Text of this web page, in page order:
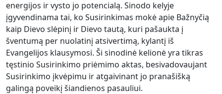
energijos ir vysto jo potencialą. Sinodo kelyje
įgyvendinama tai, ko Susirinkimas mokė apie Bažnyčią
kaip Dievo slėpinį ir Dievo tautą, kuri pašaukta į
šventumą per nuolatinį atsivertimą, kylantį iš
Evangelijos klausymosi. Ši sinodinė kelionė yra tikras
tęstinio Susirinkimo priėmimo aktas, besivadovaujant
Susirinkimo įkvėpimu ir atgaivinant jo pranašišką
galingą poveikį šiandienos pasauliui.